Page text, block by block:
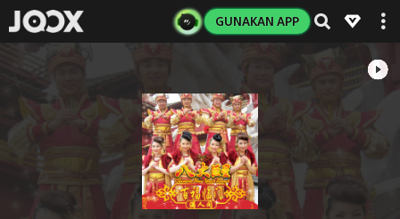
GUNAKAN APP